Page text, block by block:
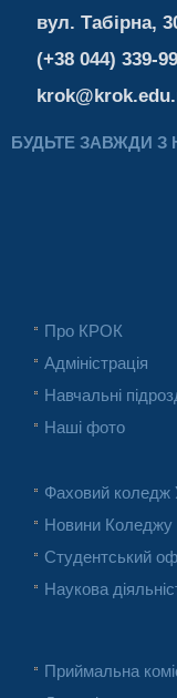
вул. Табірна,
(+38 044) 339-
БУДЬТЕ ЗАВЖДИ З
Про КРОК
Адміністрація
Навчальні
Наші фото
Фаховий коледж
Новини Коледжу
Студентський
Наукова
Приймальна